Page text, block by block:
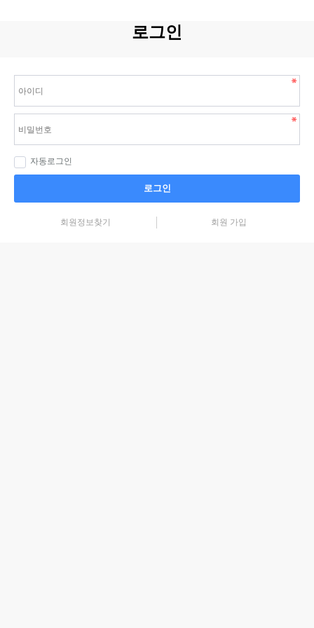
로그인
자동로그인
로그인
회원정보찾기 회원 가입